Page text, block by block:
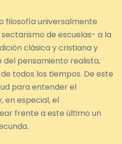
filosofía universalmente
de escuelas- a la
clásica y cristiana y
pensamiento realista,
todos los tiempos. De este
para entender el
en especial, el
frente a este último un